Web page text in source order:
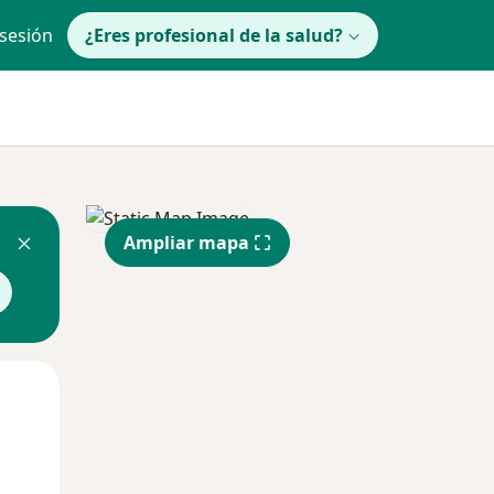
¿Eres profesional de la salud?
Ampliar mapa